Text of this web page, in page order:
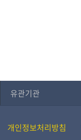
유관기관
개인정보처리방침